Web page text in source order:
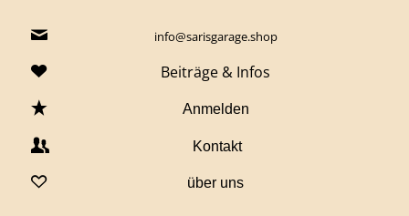
info@sarisgarage.shop
Beiträge & Infos
Anmelden
Kontakt
über uns